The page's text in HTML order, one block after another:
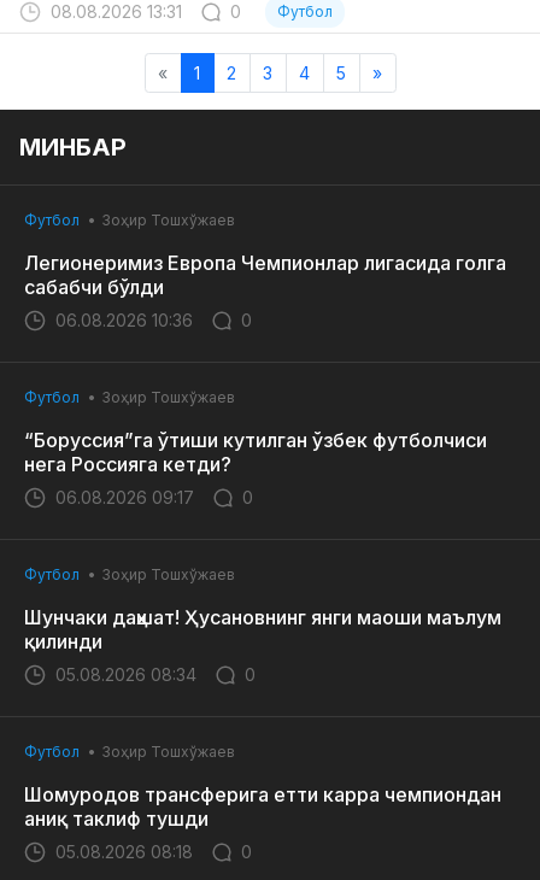
08.08.2026 13:31 0 Футбол
« 1 2 3 4 5 »
МИНБАР
Футбол Зоҳир Тошхўжаев
Легионеримиз Европа Чемпионлар лигасида голга
сабабчи бўлди
06.08.2026 10:36 0
Футбол Зоҳир Тошхўжаев
“Боруссия”га ўтиши кутилган ўзбек футболчиси
нега Россияга кетди?
06.08.2026 09:17 0
Футбол Зоҳир Тошхўжаев
Шунчаки даҳшат! Ҳусановнинг янги маоши маълум
қилинди
05.08.2026 08:34 0
Футбол Зоҳир Тошхўжаев
Шомуродов трансферига етти карра чемпиондан
аниқ таклиф тушди
05.08.2026 08:18 0